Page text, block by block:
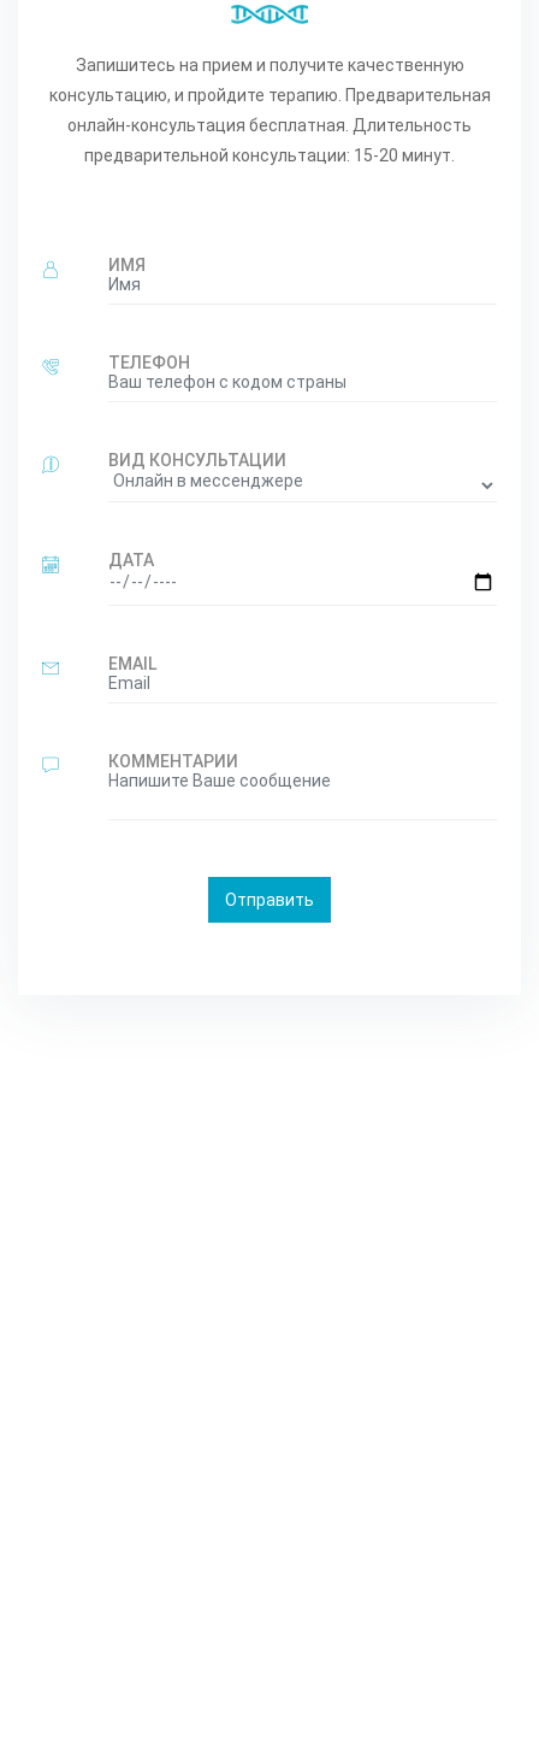
Запишитесь на прием и получите качественную
консультацию, и пройдите терапию. Предварительная
онлайн-консультация бесплатная. Длительность
предварительной консультации: 15-20 минут.
ИМЯ
ТЕЛЕФОН
ВИД КОНСУЛЬТАЦИИ
ДАТА
EMAIL
КОММЕНТАРИИ